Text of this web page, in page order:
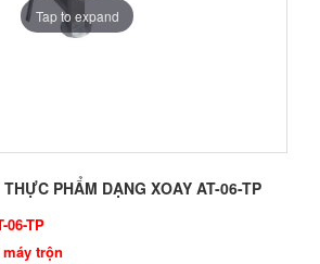
Tap to expand
PHẨM DẠNG XOAY AT-06-TP
06-TP
trộn